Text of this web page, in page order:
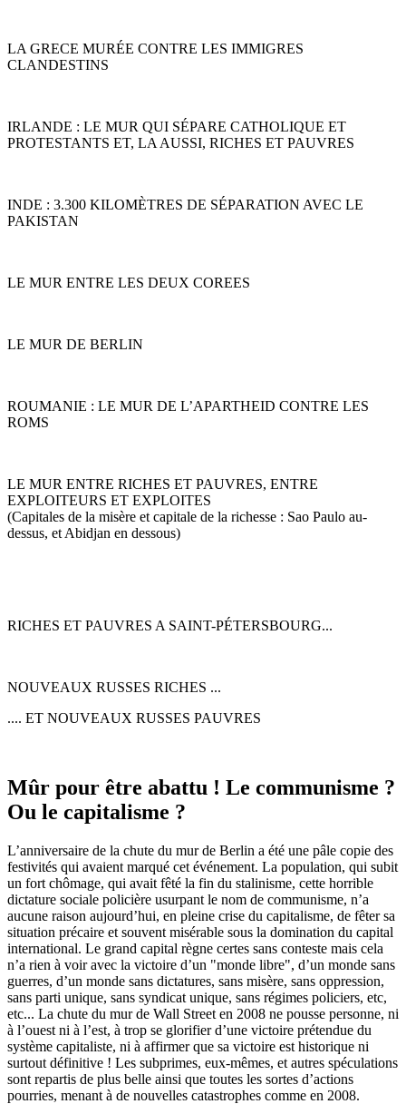
LA GRECE MURÉE CONTRE LES IMMIGRES
CLANDESTINS
IRLANDE : LE MUR QUI SÉPARE CATHOLIQUE ET
PROTESTANTS ET, LA AUSSI, RICHES ET PAUVRES
INDE : 3.300 KILOMÈTRES DE SÉPARATION AVEC LE
PAKISTAN
LE MUR ENTRE LES DEUX COREES
LE MUR DE BERLIN
ROUMANIE : LE MUR DE L’APARTHEID CONTRE LES
ROMS
LE MUR ENTRE RICHES ET PAUVRES, ENTRE
EXPLOITEURS ET EXPLOITES
(Capitales de la misère et capitale de la richesse : Sao Paulo au-
dessus, et Abidjan en dessous)
RICHES ET PAUVRES A SAINT-PÉTERSBOURG...
NOUVEAUX RUSSES RICHES ...
.... ET NOUVEAUX RUSSES PAUVRES
Mûr pour être abattu ! Le communisme ?
Ou le capitalisme ?
L’anniversaire de la chute du mur de Berlin a été une pâle copie des
festivités qui avaient marqué cet événement. La population, qui subit
un fort chômage, qui avait fêté la fin du stalinisme, cette horrible
dictature sociale policière usurpant le nom de communisme, n’a
aucune raison aujourd’hui, en pleine crise du capitalisme, de fêter sa
situation précaire et souvent misérable sous la domination du capital
international. Le grand capital règne certes sans conteste mais cela
n’a rien à voir avec la victoire d’un "monde libre", d’un monde sans
guerres, d’un monde sans dictatures, sans misère, sans oppression,
sans parti unique, sans syndicat unique, sans régimes policiers, etc,
etc... La chute du mur de Wall Street en 2008 ne pousse personne, ni
à l’ouest ni à l’est, à trop se glorifier d’une victoire prétendue du
système capitaliste, ni à affirmer que sa victoire est historique ni
surtout définitive ! Les subprimes, eux-mêmes, et autres spéculations
sont repartis de plus belle ainsi que toutes les sortes d’actions
pourries, menant à de nouvelles catastrophes comme en 2008.